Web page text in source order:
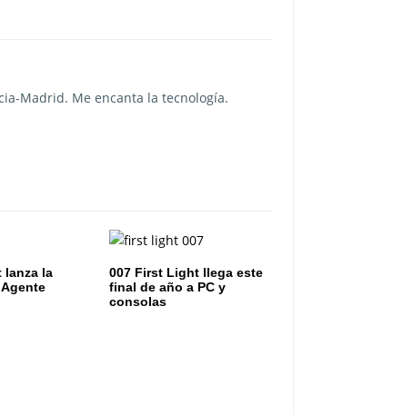
Madrid. Me encanta la tecnología.
lanza la
007 First Light llega este
final de año a PC y
consolas